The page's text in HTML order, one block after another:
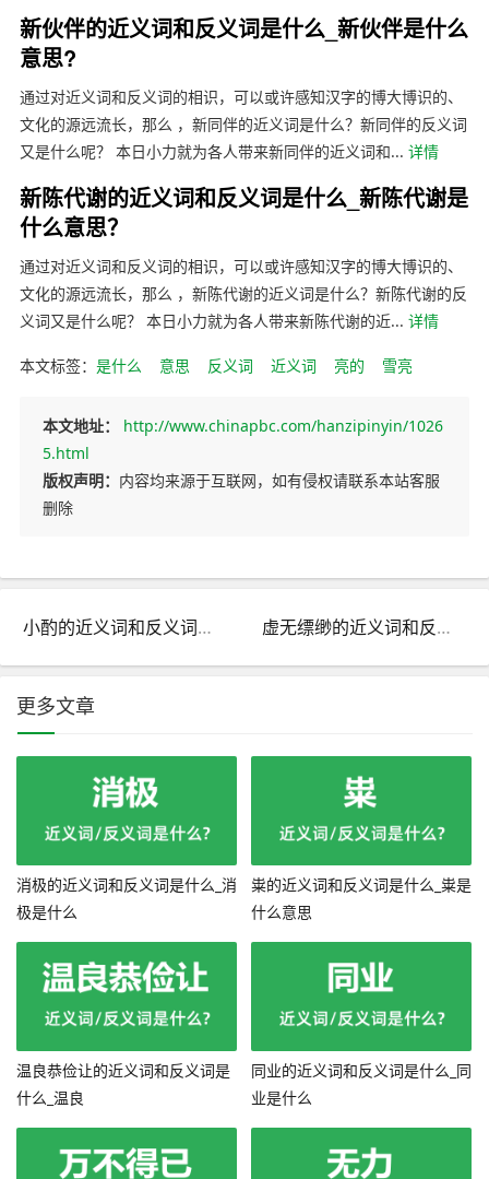
新伙伴的近义词和反义词是什么_新伙伴是什么
意思?
通过对近义词和反义词的相识，可以或许感知汉字的博大博识的、
文化的源远流长，那么 ，新同伴的近义词是什么？新同伴的反义词
又是什么呢？ 本日小力就为各人带来新同伴的近义词和... 详情
新陈代谢的近义词和反义词是什么_新陈代谢是
什么意思？
通过对近义词和反义词的相识，可以或许感知汉字的博大博识的、
文化的源远流长，那么 ，新陈代谢的近义词是什么？新陈代谢的反
义词又是什么呢？ 本日小力就为各人带来新陈代谢的近... 详情
本文标签： 是什么 意思 反义词 近义词 亮的 雪亮
本文地址：
http://www.chinapbc.com/hanzipinyin/1026
5.html
版权声明： 内容均来源于互联网，如有侵权请联系本站客服
删除
小酌的近义词和反义词是什么_小酌是什么意思? 虚无缥缈的近义词和反义词是什么_虚无缥缈是什么意思?
更多文章
消极的近义词和反义词是什么_消
极是什么
粜的近义词和反义词是什么_粜是
什么意思
温良恭俭让的近义词和反义词是
什么_温良
同业的近义词和反义词是什么_同
业是什么